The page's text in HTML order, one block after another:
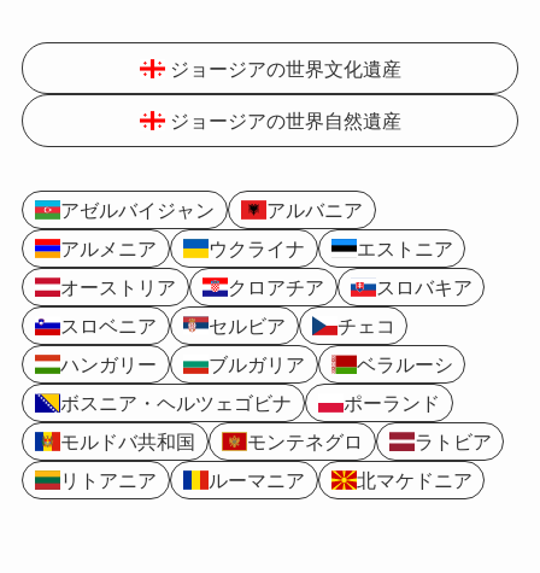
ジョージアの世界文化遺産
ジョージアの世界自然遺産
アゼルバイジャン
アルバニア
アルメニア
ウクライナ
エストニア
オーストリア
クロアチア
スロバキア
スロベニア
セルビア
チェコ
ハンガリー
ブルガリア
ベラルーシ
ボスニア・ヘルツェゴビナ
ポーランド
モルドバ共和国
モンテネグロ
ラトビア
リトアニア
ルーマニア 北マケドニア